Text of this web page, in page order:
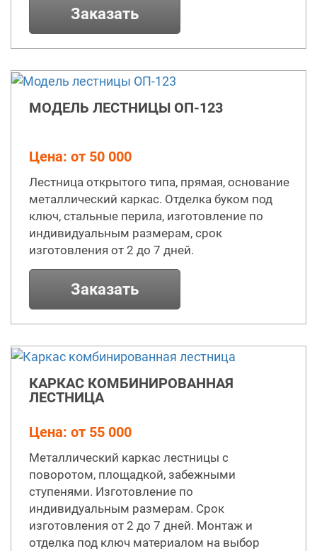
Заказать
МОДЕЛЬ ЛЕСТНИЦЫ ОП-123
Цена: от 50 000
Лестница открытого типа, прямая, основание
металлический каркас. Отделка буком под
ключ, стальные перила, изготовление по
индивидуальным размерам, срок
изготовления от 2 до 7 дней.
Заказать
КАРКАС КОМБИНИРОВАННАЯ
ЛЕСТНИЦА
Цена: от 55 000
Металлический каркас лестницы с
поворотом, площадкой, забежными
ступенями. Изготовление по
индивидуальным размерам. Срок
изготовления от 2 до 7 дней. Монтаж и
отделка под ключ материалом на выбор